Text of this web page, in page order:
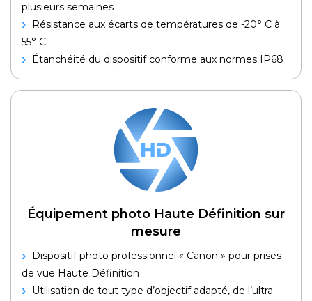
plusieurs semaines
Résistance aux écarts de températures de -20° C à
55° C
Étanchéité du dispositif conforme aux normes IP68
Équipement photo Haute Définition sur
mesure
Dispositif photo professionnel « Canon » pour prises
de vue Haute Définition
Utilisation de tout type d’objectif adapté, de l’ultra